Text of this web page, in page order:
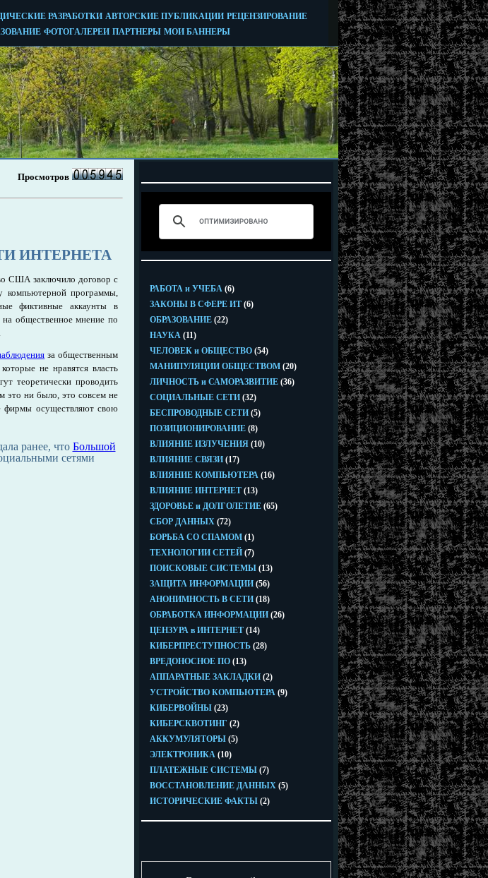
ИНТЕРНЕТА
США заключило договор с
компьютерной программы,
фиктивные аккаунты в
на общественное мнение по
за общественным
не нравятся власть
теоретически проводить
это ни было, это совсем не
фирмы осуществляют свою
ранее, что Большой
сетями